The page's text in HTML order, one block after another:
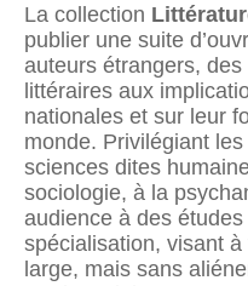
La collection
publier une suite
auteurs étrangers,
littéraires aux
nationales et sur leur
monde. Privilégiant
sciences dites
sociologie, à la
audience à des
spécialisation, visant
large, mais sans